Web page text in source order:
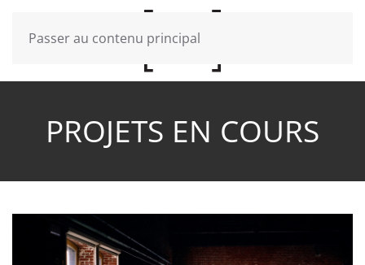
Passer au contenu principal
PROJETS EN COURS